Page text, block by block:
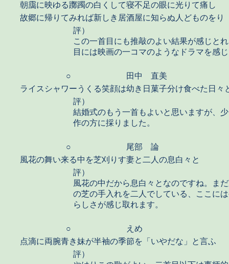
朝靄に映ゆる躑躅の白くして寝不足の眼に光りて痛し
故郷に帰りてみれば新しき居酒屋に知らぬ人どものをり
評）
この一首目にも推敲のよい結果が感じと
目には映画の一コマのようなドラマを感
○
田中 直美
ライスシャワーうくる笑顔は幼き日菓子分け食べた日々
評）
結婚式のもう一首もよいと思いますが、
作の方に採りました。
○
尾部 論
風花の舞い来る中を芝刈りす妻と二人の息白々と
評）
風花の中だから息白々となのですね。ま
の芝の手入れを二人でしている、ここに
らしさが感じ取れます。
○
えめ
点滴に両腕青き妹が半袖の季節を「いやだな」と言ふ
評）